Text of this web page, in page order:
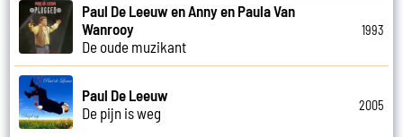
Paul De Leeuw en Anny en Paula Van
Wanrooy
De oude muzikant
1993
Paul De Leeuw
De pijn is weg
2005